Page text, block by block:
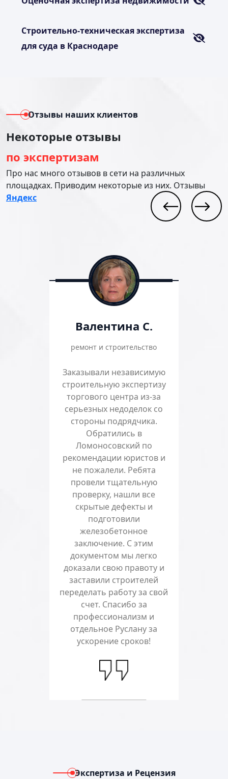
Строительно-техническая экспертиза
для суда в Краснодаре
Отзывы наших клиентов
Некоторые отзывы
по экспертизам
Про нас много отзывов в сети на различных
площадках. Приводим некоторые из них. Отзывы
Яндекс
Валентина С.
ремонт и строительство
Заказывали независимую
строительную экспертизу
торгового центра из-за
серьезных недоделок со
стороны подрядчика.
Обратились в
Ломоносовский по
рекомендации юристов и
не пожалели. Ребята
провели тщательную
проверку, нашли все
скрытые дефекты и
подготовили
железобетонное
заключение. С этим
документом мы легко
доказали свою правоту и
заставили строителей
переделать работу за свой
счет. Спасибо за
профессионализм и
отдельное Руслану за
ускорение сроков!
Экспертиза и Рецензия